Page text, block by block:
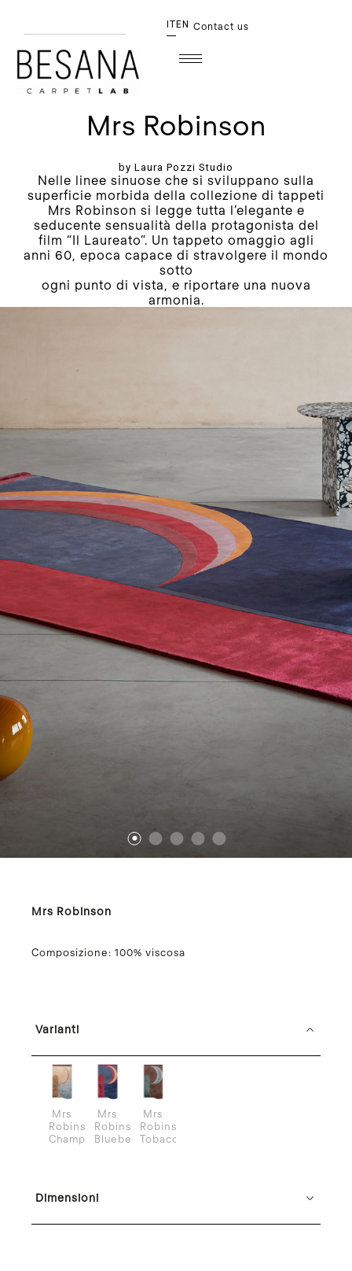
IT EN Contact us
Mrs Robinson
by Laura Pozzi Studio
Nelle linee sinuose che si sviluppano sulla
superficie morbida della collezione di tappeti
Mrs Robinson si legge tutta l’elegante e
seducente sensualità della protagonista del
film “Il Laureato”. Un tappeto omaggio agli
anni 60, epoca capace di stravolgere il mondo
sotto
ogni punto di vista, e riportare una nuova
armonia.
1 2 3 4 5
Mrs Robinson
Composizione: 100% viscosa
Varianti
Mrs
Robinson
Champagne
Mrs
Robinson
Blueberry
Mrs
Robinson
Tobacco
Dimensioni